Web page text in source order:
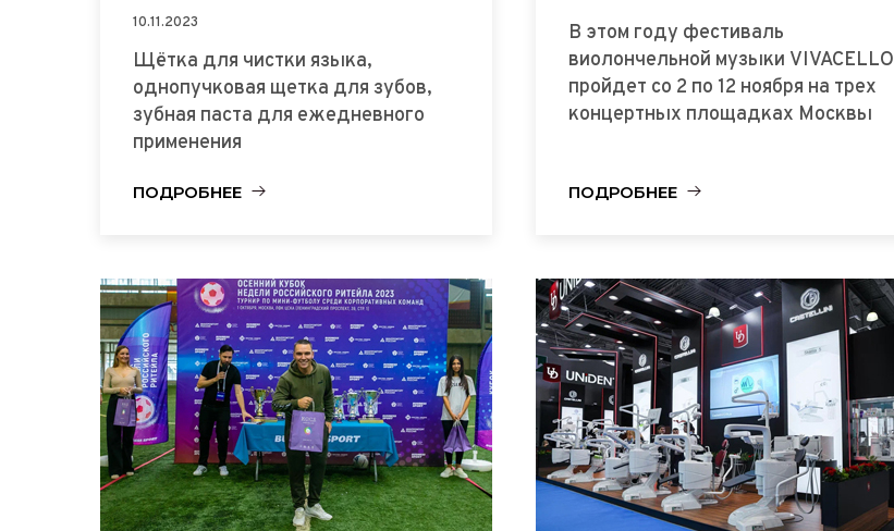
10.11.2023
Щётка для чистки языка,
однопучковая щетка для зубов,
зубная паста для ежедневного
применения
ПОДРОБНЕЕ
В этом году фестиваль
виолончельной музыки VIVACELLO
пройдет со 2 по 12 ноября на трех
концертных площадках Москвы
ПОДРОБНЕЕ